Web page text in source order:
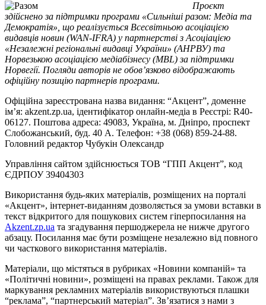
Проєкт
здійснено за підтримки програми «Сильніші разом: Медіа та
Демократія», що реалізується Всесвітньою асоціацією
видавців новин (WAN-IFRA) у партнерстві з Асоціацією
«Незалежні регіональні видавці України» (АНРВУ) та
Норвезькою асоціацією медіабізнесу (MBL) за підтримки
Норвегії. Погляди авторів не обов’язково відображають
офіційну позицію партнерів програми.
Офіційна зареєстрована назва видання: “Акцент”, доменне
ім’я: akzent.zp.ua, ідентифікатор онлайн-медіа в Реєстрі: R40-
06127. Поштова адреса: 49083, Україна, м. Дніпро, проспект
Слобожанський, буд. 40 А. Телефон: +38 (068) 859-24-88.
Головний редактор Чубукін Олександр
Управління сайтом здійснюється ТОВ “ГПП Акцент”, код
ЄДРПОУ 39404303
Використання будь-яких матеріалів, розміщених на порталі
«Акцент», інтернет-виданням дозволяється за умови вставки в
текст відкритого для пошукових систем гіперпосилання на
Akzent.zp.ua та згадування першоджерела не нижче другого
абзацу. Посилання має бути розміщене незалежно від повного
чи часткового використання матеріалів.
Матеріали, що містяться в рубриках «Новини компаній» та
«Політичні новини», розміщені на правах реклами. Також для
маркування рекламних матеріалів використвуються плашки
“реклама”, “партнерський матеріал”. Зв’язатися з нами з